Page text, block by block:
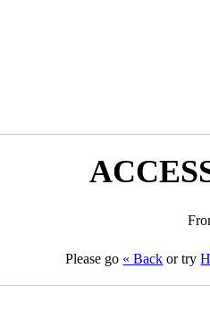
Please go « Back or try